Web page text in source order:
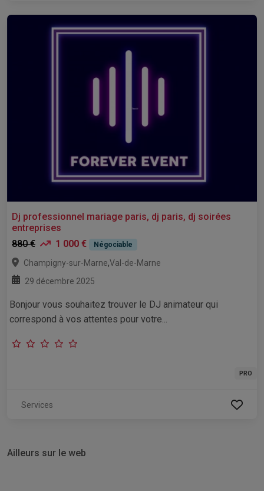
Dj professionnel mariage paris, dj paris, dj soirées
entreprises
880 €
1 000 € Négociable
Champigny-sur-Marne,Val-de-Marne
29 décembre 2025
Bonjour vous souhaitez trouver le DJ animateur qui
correspond à vos attentes pour votre...
PRO
Services
Ailleurs sur le web